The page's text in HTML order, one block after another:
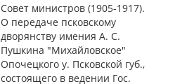
Совет министров (1905-1917).
О передаче псковскому
дворянству имения А. С.
Пушкина "Михайловское"
Опочецкого у. Псковской губ.,
состоящего в ведении Гос.